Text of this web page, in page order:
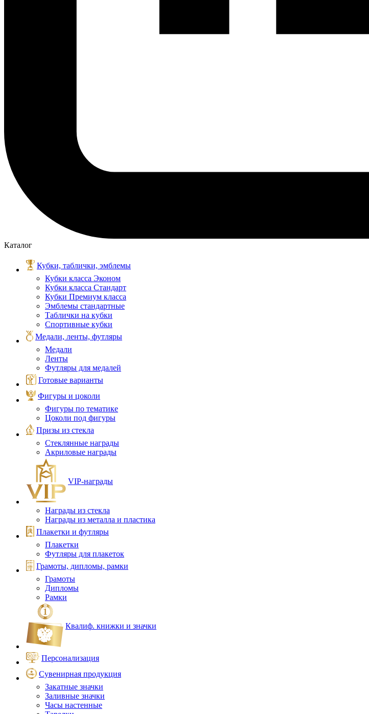
Каталог
Кубки, таблички, эмблемы
Кубки класса Эконом
Кубки класса Стандарт
Кубки Премиум класса
Эмблемы стандартные
Таблички на кубки
Спортивные кубки
Медали, ленты, футляры
Медали
Ленты
Футляры для медалей
Готовые варианты
Фигуры и цоколи
Фигуры по тематике
Цоколи под фигуры
Призы из стекла
Стеклянные награды
Акриловые награды
VIP‑награды
Награды из стекла
Награды из металла и пластика
Плакетки и футляры
Плакетки
Футляры для плакеток
Грамоты, дипломы, рамки
Грамоты
Дипломы
Рамки
Квалиф. книжки и значки
Персонализация
Сувенирная продукция
Закатные значки
Заливные значки
Часы настенные